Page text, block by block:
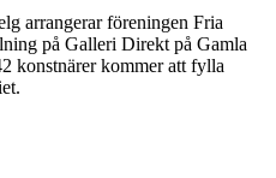
arrangerar föreningen Fria
på Galleri Direkt på Gamla
konstnärer kommer att fylla